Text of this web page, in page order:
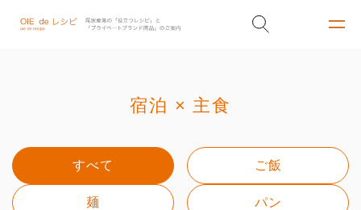
宿泊 × 主食
すべて ご飯
麺 パン